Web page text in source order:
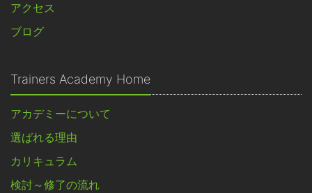
アクセス
ブログ
Trainers Academy Home
アカデミーについて
選ばれる理由
カリキュラム
検討～修了の流れ